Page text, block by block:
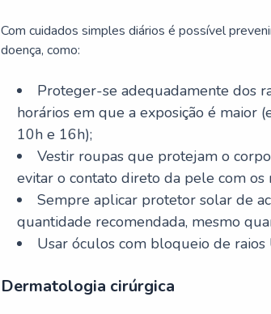
Com cuidados simples diários é possível
doença, como:
Proteger-se adequadamente dos
horários em que a exposição é maior
10h e 16h);
Vestir roupas que protejam o
evitar o contato direto da pele com os
Sempre aplicar protetor solar de
quantidade recomendada, mesmo
Usar óculos com bloqueio de raios
Dermatologia cirúrgica